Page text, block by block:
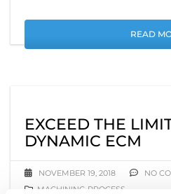
READ
EXCEED THE
DYNAMIC ECM
NOVEMBER 19, 2018
NO
MACHINING PROCESS